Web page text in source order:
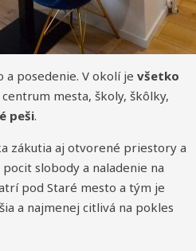
posedenie. V okolí je všetko
mesta, školy, škôlky,
peši.
zákutia aj otvorené priestory a
slobody a naladenie na
pod Staré mesto a tým je
a najmenej citlivá na pokles